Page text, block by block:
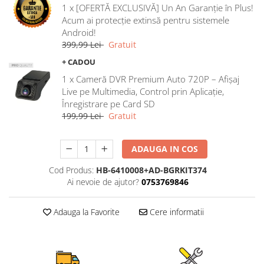
Rame adaptoare Ford
Rame adaptoare M-Benz
Rame adaptoare Opel
Rame adaptoare Skoda
Rame adaptoare Suzuki
Rame adaptoare Dacia
Rame adaptoare Audi
Rame adaptoare Renault
1 x [OFERTĂ EXCLUSIVĂ] Un An Garanție în Plus!
Acum ai protecție extinsă pentru sistemele
Android!
399,99 Lei Gratuit
+ CADOU
1 x Cameră DVR Premium Auto 720P – Afișaj
Live pe Multimedia, Control prin Aplicație,
Înregistrare pe Card SD
199,99 Lei Gratuit
ADAUGA IN COS
Cod Produs: HB-6410008+AD-BGRKIT374
Ai nevoie de ajutor? 0753769846
Adauga la Favorite Cere informatii